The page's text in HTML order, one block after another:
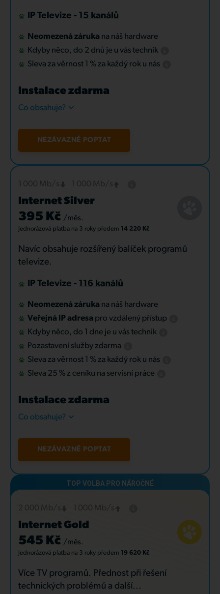
IP Televize - 15 kanálů
Neomezená záruka na náš hardware
Kdyby něco, do 2 dnů je u vás technik
Sleva za věrnost 1 % za každý rok u nás
Instalace zdarma
Co obsahuje?
NEZÁVAZNĚ POPTAT
Internet Silver
395 Kč /měs.
Jednorázová platba na 3 roky předem 14 220 Kč
Navíc obsahuje rozšířený balíček programů
televize.
IP Televize - 116 kanálů
Neomezená záruka na náš hardware
Veřejná IP adresa pro vzdálený přístup
Kdyby něco, do 1 dne je u vás technik
Pozastavení služby zdarma
Sleva za věrnost 1 % za každý rok u nás
Sleva 25 % z ceníku na servisní práce
Instalace zdarma
Co obsahuje?
NEZÁVAZNĚ POPTAT
Internet Gold
545 Kč /měs.
Jednorázová platba na 3 roky předem 19 620 Kč
Více TV programů. Přednost při řešení
technických problémů a další...